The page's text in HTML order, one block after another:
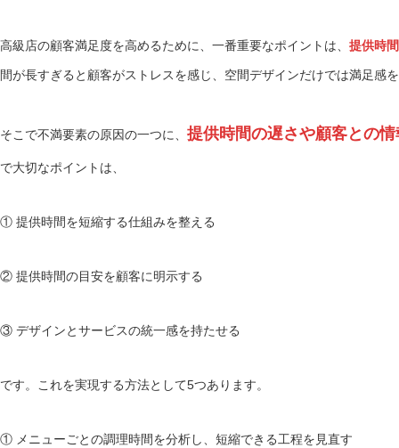
高級店の顧客満足度を高めるために、一番重要なポイントは、 提供時
間が長すぎると顧客がストレスを感じ、空間デザインだけでは満足感
そこで不満要素の原因の一つに、 提供時間の遅さや顧客との
で大切なポイントは、
① 提供時間を短縮する仕組みを整える
② 提供時間の目安を顧客に明示する
③ デザインとサービスの統一感を持たせる
です。これを実現する方法として5つあります。
① メニューごとの調理時間を分析し、短縮できる工程を見直す